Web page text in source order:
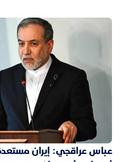
عباس عراقجي: إيران